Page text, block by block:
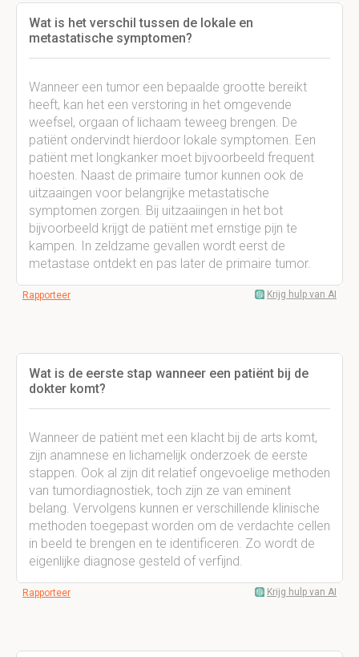
Wat is het verschil tussen de lokale en
metastatische symptomen?
Wanneer een tumor een bepaalde grootte bereikt
heeft, kan het een verstoring in het omgevende
weefsel, orgaan of lichaam teweeg brengen. De
patiënt ondervindt hierdoor lokale symptomen. Een
patiënt met longkanker moet bijvoorbeeld frequent
hoesten. Naast de primaire tumor kunnen ook de
uitzaaingen voor belangrijke metastatische
symptomen zorgen. Bij uitzaaiingen in het bot
bijvoorbeeld krijgt de patiënt met ernstige pijn te
kampen. In zeldzame gevallen wordt eerst de
metastase ontdekt en pas later de primaire tumor.
Rapporteer Krijg hulp van AI
Wat is de eerste stap wanneer een patiënt bij de
dokter komt?
Wanneer de patiënt met een klacht bij de arts komt,
zijn anamnese en lichamelijk onderzoek de eerste
stappen. Ook al zijn dit relatief ongevoelige methoden
van tumordiagnostiek, toch zijn ze van eminent
belang. Vervolgens kunnen er verschillende klinische
methoden toegepast worden om de verdachte cellen
in beeld te brengen en te identificeren. Zo wordt de
eigenlijke diagnose gesteld of verfijnd.
Rapporteer Krijg hulp van AI